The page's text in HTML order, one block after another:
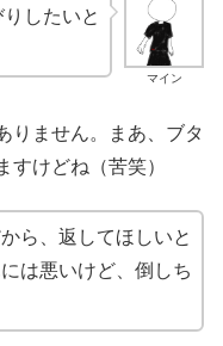
マイン
したいと
りません。まあ、ブタ
すけどね（苦笑）
ら、返してほしいと
は悪いけど、倒しち